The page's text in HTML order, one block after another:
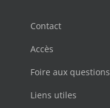
Contact
Accès
Foire aux questions
Liens utiles